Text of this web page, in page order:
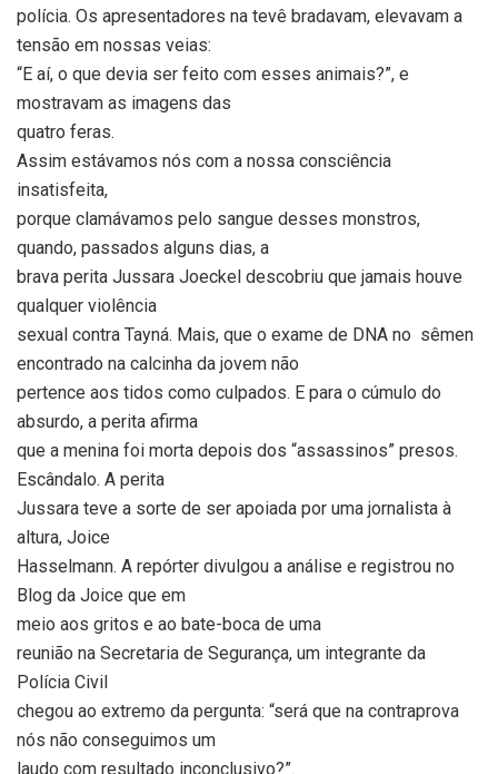
polícia. Os apresentadores na tevê bradavam, elevavam a
tensão em nossas veias:
“E aí, o que devia ser feito com esses animais?”, e
mostravam as imagens das
quatro feras.
Assim estávamos nós com a nossa consciência
insatisfeita,
porque clamávamos pelo sangue desses monstros,
quando, passados alguns dias, a
brava perita Jussara Joeckel descobriu que jamais houve
qualquer violência
sexual contra Tayná. Mais, que o exame de DNA no sêmen
encontrado na calcinha da jovem não
pertence aos tidos como culpados. E para o cúmulo do
absurdo, a perita afirma
que a menina foi morta depois dos “assassinos” presos.
Escândalo. A perita
Jussara teve a sorte de ser apoiada por uma jornalista à
altura, Joice
Hasselmann. A repórter divulgou a análise e registrou no
Blog da Joice que em
meio aos gritos e ao bate-boca de uma
reunião na Secretaria de Segurança, um integrante da
Polícia Civil
chegou ao extremo da pergunta: “será que na contraprova
nós não conseguimos um
laudo com resultado inconclusivo?”.